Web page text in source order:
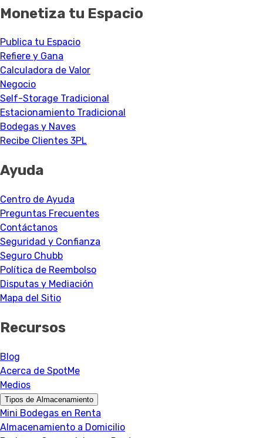
Monetiza tu Espacio
Publica tu Espacio
Refiere y Gana
Calculadora de Valor
Negocio
Self-Storage Tradicional
Estacionamiento Tradicional
Bodegas y Naves
Recibe Clientes 3PL
Ayuda
Centro de Ayuda
Preguntas Frecuentes
Contáctanos
Seguridad y Confianza
Seguro Chubb
Política de Reembolso
Disputas y Mediación
Mapa del Sitio
Recursos
Blog
Acerca de SpotMe
Medios
Tipos de Almacenamiento
Mini Bodegas en Renta
Almacenamiento a Domicilio